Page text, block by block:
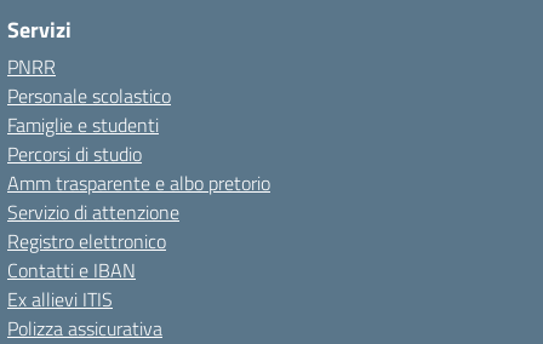
Servizi
PNRR
Personale scolastico
Famiglie e studenti
Percorsi di studio
Amm trasparente e albo pretorio
Servizio di attenzione
Registro elettronico
Contatti e IBAN
Ex allievi ITIS
Polizza assicurativa